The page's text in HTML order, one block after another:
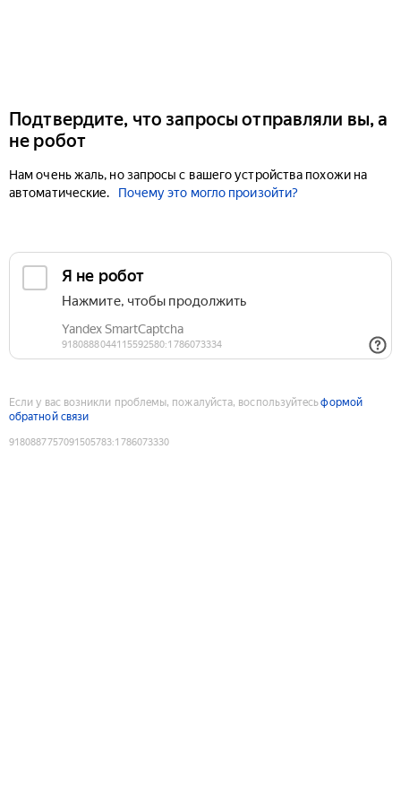
Подтвердите, что запросы отправляли вы, а
не робот
Нам очень жаль, но запросы с вашего устройства похожи на
автоматические.
Почему это могло произойти?
Если у вас возникли проблемы, пожалуйста, воспользуйтесьформой
обратной связи
9180887757091505783:1786073330